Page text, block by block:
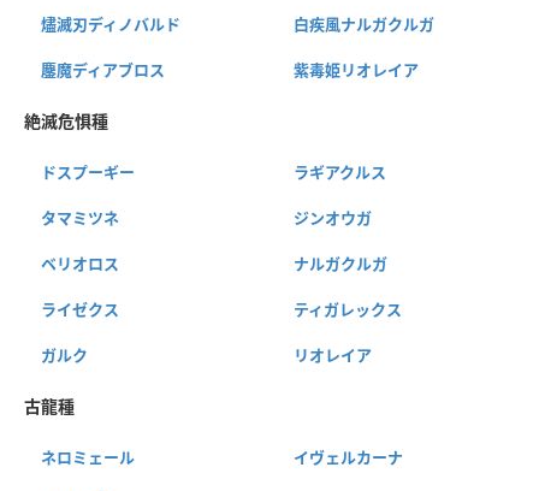
燼滅刃ディノバルド 白疾風ナルガクルガ
鏖魔ディアブロス 紫毒姫リオレイア
絶滅危惧種
ドスプーギー ラギアクルス
タマミツネ ジンオウガ
ベリオロス ナルガクルガ
ライゼクス ティガレックス
ガルク リオレイア
古龍種
ネロミェール イヴェルカーナ